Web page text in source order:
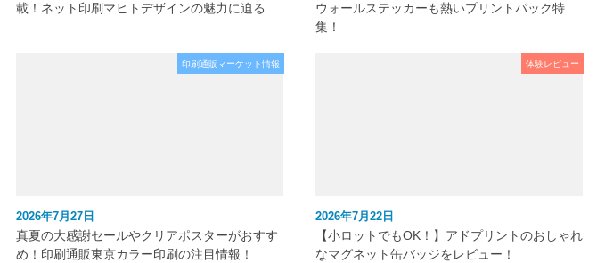
載！ネット印刷マヒトデザインの魅力に迫る
ウォールステッカーも熱いプリントパック特
集！
印刷通販マーケット情報
2026年7月27日
真夏の大感謝セールやクリアポスターがおすす
め！印刷通販東京カラー印刷の注目情報！
体験レビュー
2026年7月22日
【小ロットでもOK！】アドプリントのおしゃれ
なマグネット缶バッジをレビュー！